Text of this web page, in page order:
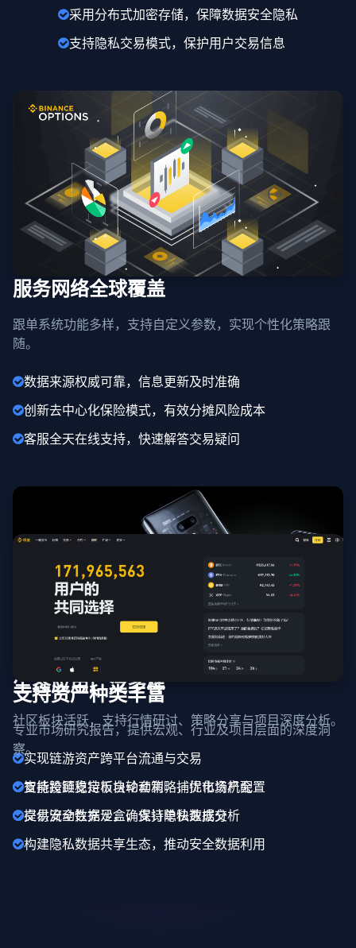
采用分布式加密存储，保障数据安全隐私
支持隐私交易模式，保护用户交易信息
服务网络全球覆盖
跟单系统功能多样，支持自定义参数，实现个性化策略跟
随。
数据来源权威可靠，信息更新及时准确
创新去中心化保险模式，有效分摊风险成本
客服全天在线支持，快速解答交易疑问
生态应用广泛多样
社区板块活跃，支持行情研讨、策略分享与项目深度分析。
实现链游资产跨平台流通与交易
支持跨链稳定币自动套利，捕捉市场机会
提供安全数据沙盒，支持隐私数据分析
支持资产种类丰富
专业市场研究报告，提供宏观、行业及项目层面的深度洞
察。
智能投顾支持板块轮动策略，优化资产配置
交易流动性充足，确保订单快速成交
构建隐私数据共享生态，推动安全数据利用